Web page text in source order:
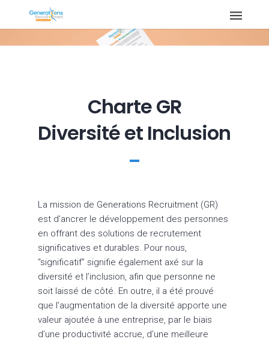
Charte GR
Diversité et Inclusion
La mission de Generations Recruitment (GR)
est d’ancrer le développement des personnes
en offrant des solutions de recrutement
significatives et durables. Pour nous,
“significatif” signifie également axé sur la
diversité et l’inclusion, afin que personne ne
soit laissé de côté. En outre, il a été prouvé
que l’augmentation de la diversité apporte une
valeur ajoutée à une entreprise, par le biais
d’une productivité accrue, d’une meilleure